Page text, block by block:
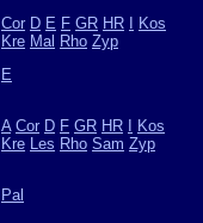
Cor D E F GR HR
Kos
Kre Mal Rho Zyp
E
A Cor D F GR HR
Kos
Kre Les Rho Sam Zyp
Pal